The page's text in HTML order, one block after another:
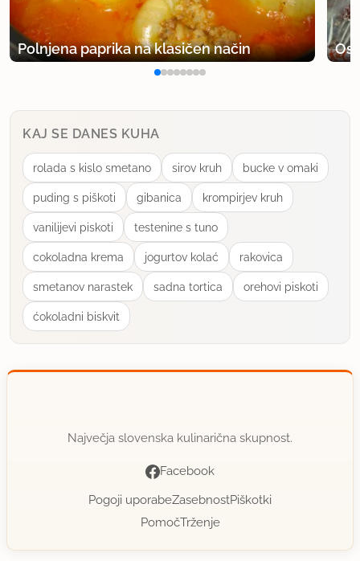
Polnjena paprika na klasičen način
KAJ SE DANES KUHA
rolada s kislo smetano sirov kruh bucke v omaki
puding s piškoti gibanica krompirjev kruh
vanilijevi piskoti testenine s tuno
cokoladna krema jogurtov kolać rakovica
smetanov narastek sadna tortica orehovi piskoti
ćokoladni biskvit
Največja slovenska kulinarična skupnost.
Facebook
Pogoji uporabeZasebnostPiškotki
PomočTrženje